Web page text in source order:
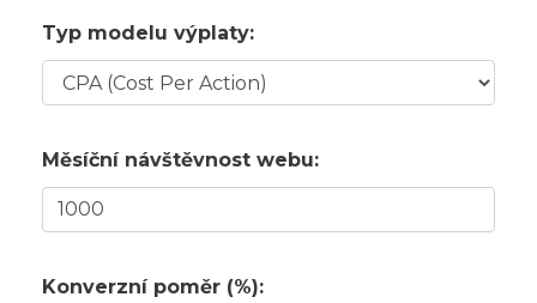
Typ modelu výplaty:
Měsíční návštěvnost webu:
Konverzní poměr (%):